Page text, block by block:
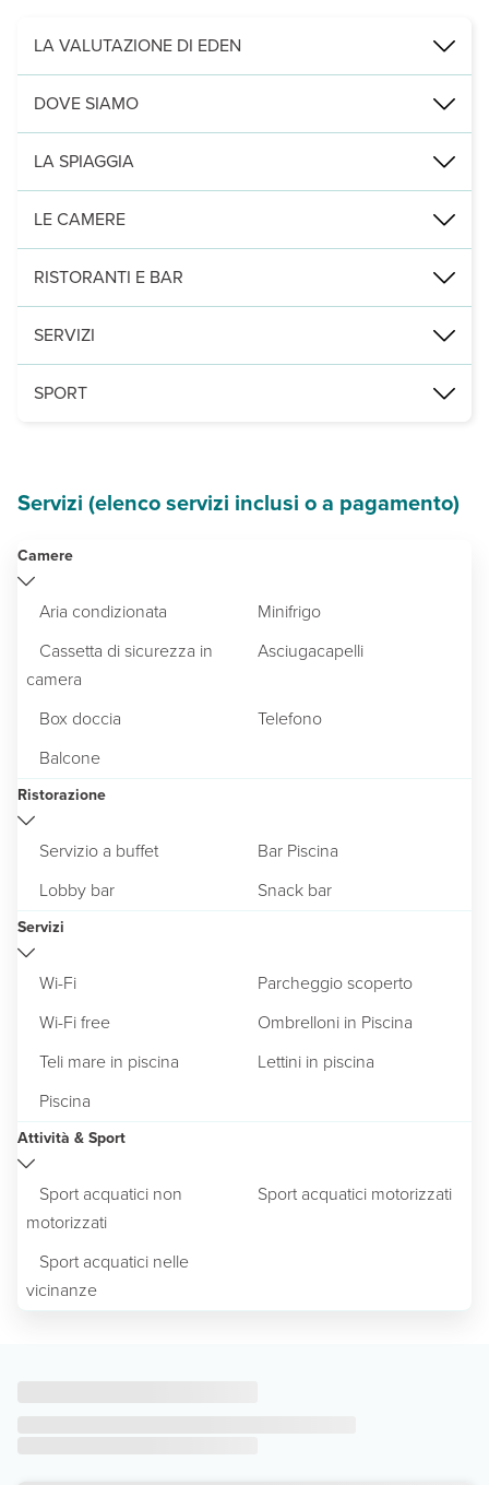
LA VALUTAZIONE DI EDEN
Per circondarsi completamente di quiete e natura
L’hotel è costituito da un corpo centrale collocato in posizione
DOVE SIAMO
Kanapitsa, a 100 m dalla spiaggia, 7 km da Skiathos città e dal
LA SPIAGGIA
a 100 m, di sabbia e attrezzata con lettini e ombrelloni a
LE CAMERE
180 camere disposte in 1 edificio principale e bungalow. Ai
RISTORANTI E BAR
un ristorante e una taverna in spiaggia, uno snack bar presso la
SERVIZI
una piscina con lettini, ombrelloni e teli mare a disposizione,
SPORT
Servizi (elenco servizi inclusi o a pagamento)
Camere
Aria condizionata
Minifrigo
Cassetta di sicurezza in
camera
Asciugacapelli
Box doccia
Telefono
Balcone
Ristorazione
Servizio a buffet
Bar Piscina
Lobby bar
Snack bar
Servizi
Wi-Fi
Parcheggio scoperto
Wi-Fi free
Ombrelloni in Piscina
Teli mare in piscina
Lettini in piscina
Piscina
Attività & Sport
Sport acquatici non
motorizzati
Sport acquatici motorizzati
Sport acquatici nelle
vicinanze